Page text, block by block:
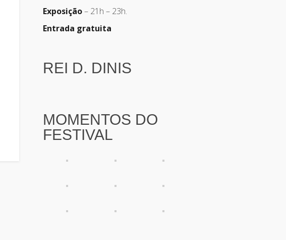
Exposição– 21h – 23h.
Entrada gratuita
REI D. DINIS
MOMENTOS DO
FESTIVAL